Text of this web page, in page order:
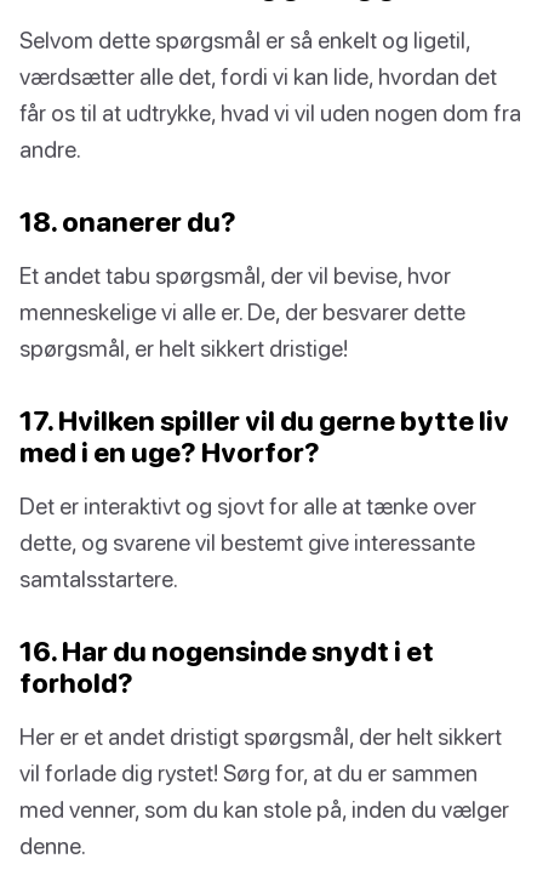
Selvom dette spørgsmål er så enkelt og ligetil,
værdsætter alle det, fordi vi kan lide, hvordan det
får os til at udtrykke, hvad vi vil uden nogen dom fra
andre.
18. onanerer du?
Et andet tabu spørgsmål, der vil bevise, hvor
menneskelige vi alle er. De, der besvarer dette
spørgsmål, er helt sikkert dristige!
17. Hvilken spiller vil du gerne bytte liv
med i en uge? Hvorfor?
Det er interaktivt og sjovt for alle at tænke over
dette, og svarene vil bestemt give interessante
samtalsstartere.
16. Har du nogensinde snydt i et
forhold?
Her er et andet dristigt spørgsmål, der helt sikkert
vil forlade dig rystet! Sørg for, at du er sammen
med venner, som du kan stole på, inden du vælger
denne.